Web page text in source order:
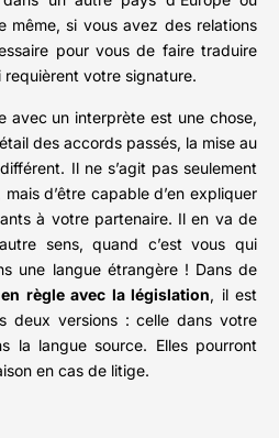
même, si vous avez des relations
pour vous de faire traduire
votre signature.
avec un interprète est une chose,
des accords passés, la mise au
Il ne s’agit pas seulement
d’être capable d’en expliquer
à votre partenaire. Il en va de
sens, quand c’est vous qui
une langue étrangère ! Dans de
en règle avec la législation, il est
deux versions : celle dans votre
la langue source. Elles pourront
en cas de litige.